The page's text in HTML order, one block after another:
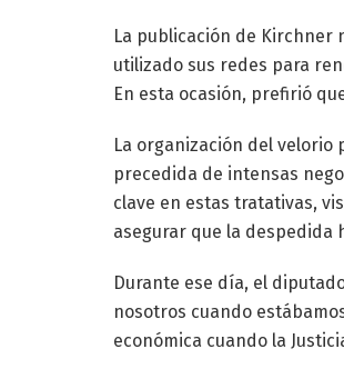
La publicación de Kirchner
utilizado sus redes para
En esta ocasión, prefirió
La organización del velorio
precedida de intensas
clave en estas tratativas,
asegurar que la despedida
Durante ese día, el
nosotros cuando
económica cuando la